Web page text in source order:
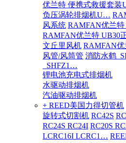
优兰特 便携式救援套
负压涡轮排烟机U…
风系统 RAMFAN优兰
RAMFAN优兰特 UB30
文丘里风机 RAMFAN优
风管/风筒管 消防水鹤
_SHFZ1…
锂电池充电式排烟机
水驱动排烟机
汽油驱动排烟机
+ REED美国力得切管机
旋转式切割机 RC42S
RC24S RC24I RC20S
LCRC16I LCRC1…